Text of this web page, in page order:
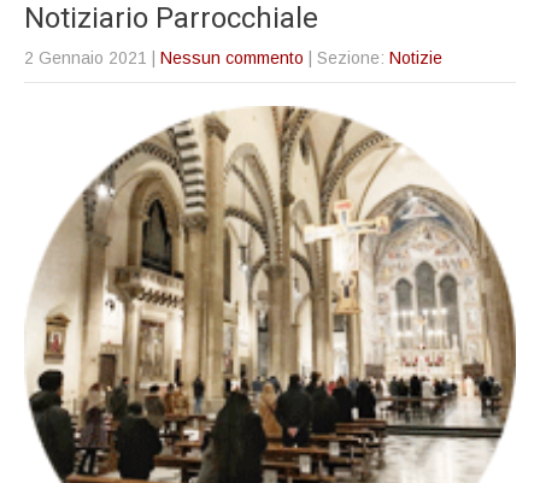
Notiziario Parrocchiale
2 Gennaio 2021 Nessun commento | Sezione: Notizie